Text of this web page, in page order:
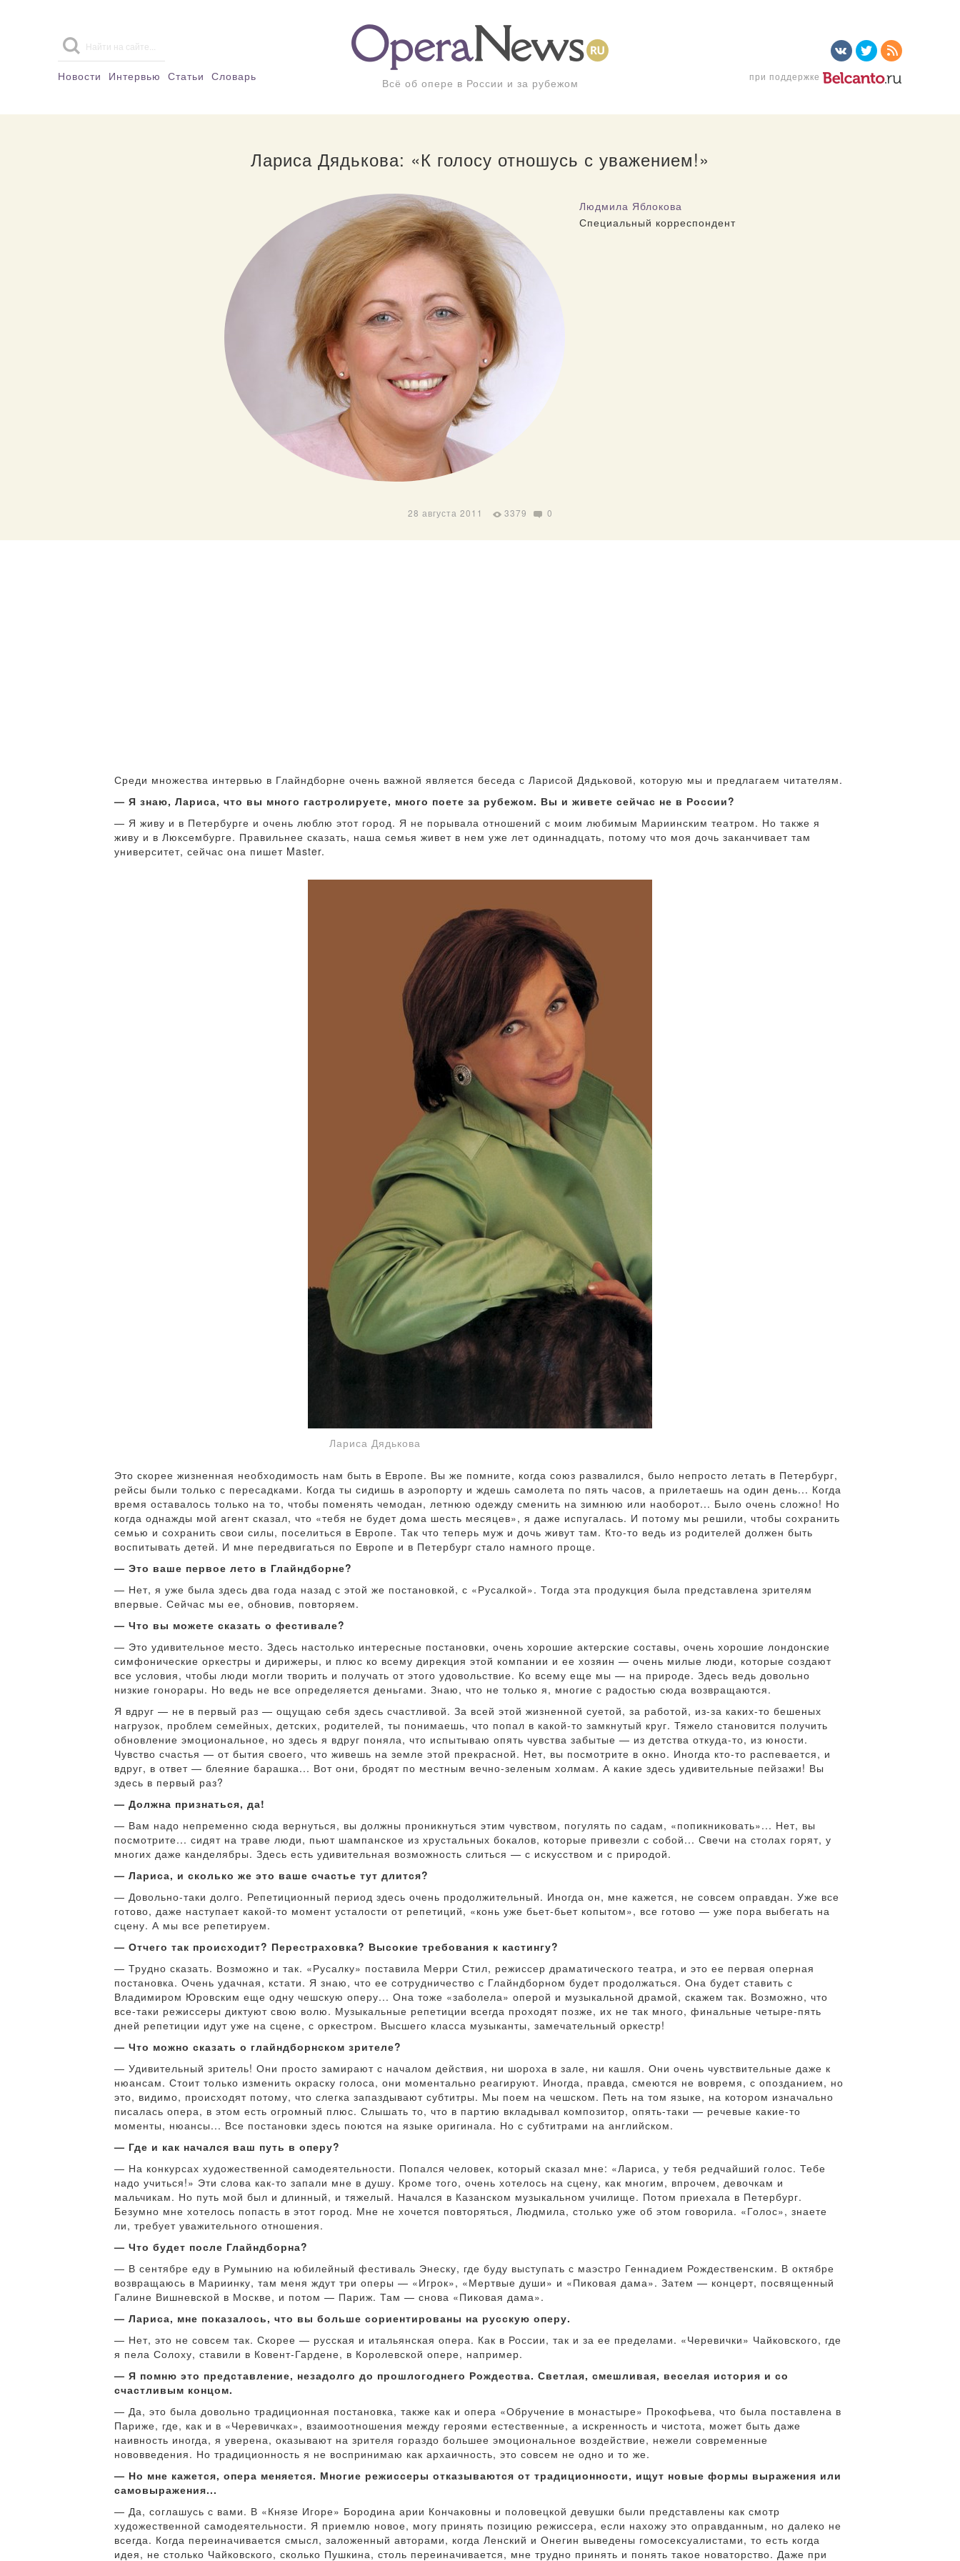
Новости Интервью Статьи Словарь Всё об опере в России и за рубежом при поддержке
Лариса Дядькова: «К голосу отношусь с уважением!»
Людмила Яблокова
Специальный корреспондент
28 августа 2011 3379 0
Среди множества интервью в Глайндборне очень важной является беседа с Ларисой Дядьковой, которую мы и предлагаем читателям.
— Я знаю, Лариса, что вы много гастролируете, много поете за рубежом. Вы и живете сейчас не в России?
— Я живу и в Петербурге и очень люблю этот город. Я не порывала отношений с моим любимым Мариинским театром. Но также я
живу и в Люксембурге. Правильнее сказать, наша семья живет в нем уже лет одиннадцать, потому что моя дочь заканчивает там
университет, сейчас она пишет Master.
Лариса Дядькова
Это скорее жизненная необходимость нам быть в Европе. Вы же помните, когда союз развалился, было непросто летать в Петербург,
рейсы были только с пересадками. Когда ты сидишь в аэропорту и ждешь самолета по пять часов, а прилетаешь на один день... Когда
время оставалось только на то, чтобы поменять чемодан, летнюю одежду сменить на зимнюю или наоборот... Было очень сложно! Но
когда однажды мой агент сказал, что «тебя не будет дома шесть месяцев», я даже испугалась. И потому мы решили, чтобы сохранить
семью и сохранить свои силы, поселиться в Европе. Так что теперь муж и дочь живут там. Кто-то ведь из родителей должен быть
воспитывать детей. И мне передвигаться по Европе и в Петербург стало намного проще.
— Это ваше первое лето в Глайндборне?
— Нет, я уже была здесь два года назад с этой же постановкой, с «Русалкой». Тогда эта продукция была представлена зрителям
впервые. Сейчас мы ее, обновив, повторяем.
— Что вы можете сказать о фестивале?
— Это удивительное место. Здесь настолько интересные постановки, очень хорошие актерские составы, очень хорошие лондонские
симфонические оркестры и дирижеры, и плюс ко всему дирекция этой компании и ее хозяин — очень милые люди, которые создают
все условия, чтобы люди могли творить и получать от этого удовольствие. Ко всему еще мы — на природе. Здесь ведь довольно
низкие гонорары. Но ведь не все определяется деньгами. Знаю, что не только я, многие с радостью сюда возвращаются.
Я вдруг — не в первый раз — ощущаю себя здесь счастливой. За всей этой жизненной суетой, за работой, из-за каких-то бешеных
нагрузок, проблем семейных, детских, родителей, ты понимаешь, что попал в какой-то замкнутый круг. Тяжело становится получить
обновление эмоциональное, но здесь я вдруг поняла, что испытываю опять чувства забытые — из детства откуда-то, из юности.
Чувство счастья — от бытия своего, что живешь на земле этой прекрасной. Нет, вы посмотрите в окно. Иногда кто-то распевается, и
вдруг, в ответ — блеяние барашка... Вот они, бродят по местным вечно-зеленым холмам. А какие здесь удивительные пейзажи! Вы
здесь в первый раз?
— Должна признаться, да!
— Вам надо непременно сюда вернуться, вы должны проникнуться этим чувством, погулять по садам, «попикниковать»... Нет, вы
посмотрите... сидят на траве люди, пьют шампанское из хрустальных бокалов, которые привезли с собой... Свечи на столах горят, у
многих даже канделябры. Здесь есть удивительная возможность слиться — с искусством и с природой.
— Лариса, и сколько же это ваше счастье тут длится?
— Довольно-таки долго. Репетиционный период здесь очень продолжительный. Иногда он, мне кажется, не совсем оправдан. Уже все
готово, даже наступает какой-то момент усталости от репетиций, «конь уже бьет-бьет копытом», все готово — уже пора выбегать на
сцену. А мы все репетируем.
— Отчего так происходит? Перестраховка? Высокие требования к кастингу?
— Трудно сказать. Возможно и так. «Русалку» поставила Мерри Стил, режиссер драматического театра, и это ее первая оперная
постановка. Очень удачная, кстати. Я знаю, что ее сотрудничество с Глайндборном будет продолжаться. Она будет ставить с
Владимиром Юровским еще одну чешскую оперу... Она тоже «заболела» оперой и музыкальной драмой, скажем так. Возможно, что
все-таки режиссеры диктуют свою волю. Музыкальные репетиции всегда проходят позже, их не так много, финальные четыре-пять
дней репетиции идут уже на сцене, с оркестром. Высшего класса музыканты, замечательный оркестр!
— Что можно сказать о глайндборнском зрителе?
— Удивительный зритель! Они просто замирают с началом действия, ни шороха в зале, ни кашля. Они очень чувствительные даже к
нюансам. Стоит только изменить окраску голоса, они моментально реагируют. Иногда, правда, смеются не вовремя, с опозданием, но
это, видимо, происходят потому, что слегка запаздывают субтитры. Мы поем на чешском. Петь на том языке, на котором изначально
писалась опера, в этом есть огромный плюс. Слышать то, что в партию вкладывал композитор, опять-таки — речевые какие-то
моменты, нюансы... Все постановки здесь поются на языке оригинала. Но с субтитрами на английском.
— Где и как начался ваш путь в оперу?
— На конкурсах художественной самодеятельности. Попался человек, который сказал мне: «Лариса, у тебя редчайший голос. Тебе
надо учиться!» Эти слова как-то запали мне в душу. Кроме того, очень хотелось на сцену, как многим, впрочем, девочкам и
мальчикам. Но путь мой был и длинный, и тяжелый. Начался в Казанском музыкальном училище. Потом приехала в Петербург.
Безумно мне хотелось попасть в этот город. Мне не хочется повторяться, Людмила, столько уже об этом говорила. «Голос», знаете
ли, требует уважительного отношения.
— Что будет после Глайндборна?
— В сентябре еду в Румынию на юбилейный фестиваль Энеску, где буду выступать с маэстро Геннадием Рождественским. В октябре
возвращаюсь в Мариинку, там меня ждут три оперы — «Игрок», «Мертвые души» и «Пиковая дама». Затем — концерт, посвященный
Галине Вишневской в Москве, и потом — Париж. Там — снова «Пиковая дама».
— Лариса, мне показалось, что вы больше сориентированы на русскую оперу.
— Нет, это не совсем так. Скорее — русская и итальянская опера. Как в России, так и за ее пределами. «Черевички» Чайковского, где
я пела Солоху, ставили в Ковент-Гардене, в Королевской опере, например.
— Я помню это представление, незадолго до прошлогоднего Рождества. Светлая, смешливая, веселая история и со
счастливым концом.
— Да, это была довольно традиционная постановка, также как и опера «Обручение в монастыре» Прокофьева, что была поставлена в
Париже, где, как и в «Черевичках», взаимоотношения между героями естественные, а искренность и чистота, может быть даже
наивность иногда, я уверена, оказывают на зрителя гораздо большее эмоциональное воздействие, нежели современные
нововведения. Но традиционность я не воспринимаю как архаичность, это совсем не одно и то же.
— Но мне кажется, опера меняется. Многие режиссеры отказываются от традиционности, ищут новые формы выражения или
самовыражения...
— Да, соглашусь с вами. В «Князе Игоре» Бородина арии Кончаковны и половецкой девушки были представлены как смотр
художественной самодеятельности. Я приемлю новое, могу принять позицию режиссера, если нахожу это оправданным, но далеко не
всегда. Когда переиначивается смысл, заложенный авторами, когда Ленский и Онегин выведены гомосексуалистами, то есть когда
идея, не столько Чайковского, сколько Пушкина, столь переиначивается, мне трудно принять и понять такое новаторство. Даже при